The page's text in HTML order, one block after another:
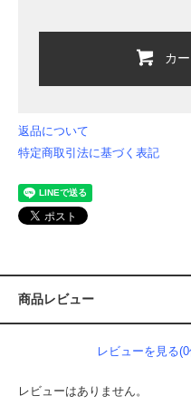
カ
返品について
特定商取引法に基づく表記
商品レビュー
レビューを見る
レビューはありません。